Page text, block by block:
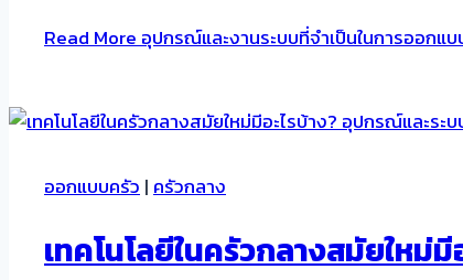
Read More อุปกรณ์และงานระบบที่จำเป็นในการออกแ
ออกแบบครัว | ครัวกลาง
เทคโนโลยีในครัวกลางสมัยใหม่